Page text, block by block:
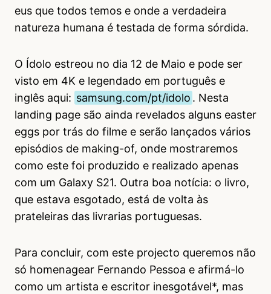
eus que todos temos e onde a verdadeira
natureza humana é testada de forma sórdida.
O Ídolo estreou no dia 12 de Maio e pode ser
visto em 4K e legendado em português e
inglês aqui: samsung.com/pt/idolo . Nesta
landing page são ainda revelados alguns easter
eggs por trás do filme e serão lançados vários
episódios de making-of, onde mostraremos
como este foi produzido e realizado apenas
com um Galaxy S21. Outra boa notícia: o livro,
que estava esgotado, está de volta às
prateleiras das livrarias portuguesas.
Para concluir, com este projecto queremos não
só homenagear Fernando Pessoa e afirmá-lo
como um artista e escritor inesgotável*, mas